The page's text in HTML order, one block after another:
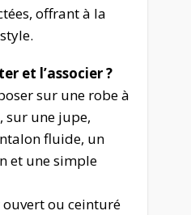
offrant à la
et l’associer ?
sur une robe à
sur une jupe,
fluide, un
et une simple
ou ceinturé